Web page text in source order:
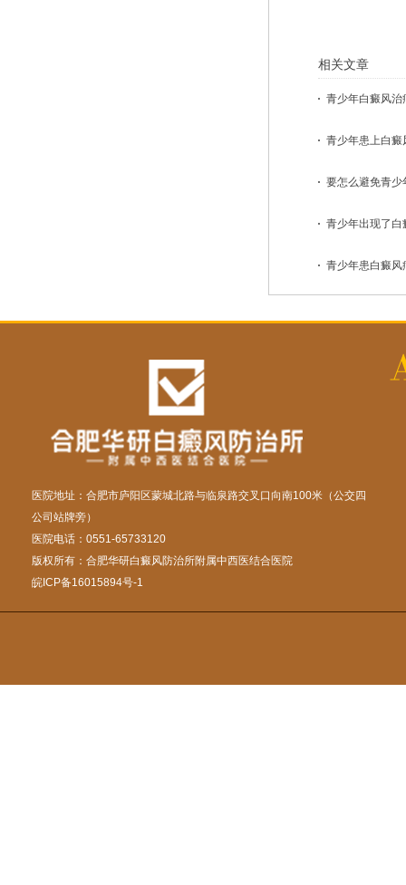
相关文章
青少年白癜风治
青少年患上白癜
要怎么避免青少
青少年出现了白
青少年患白癜风
医院地址：合肥市庐阳区蒙城北路与临泉路交叉口向南100米（公交四
公司站牌旁）
医院电话：0551-65733120
版权所有：合肥华研白癜风防治所附属中西医结合医院
皖ICP备16015894号-1